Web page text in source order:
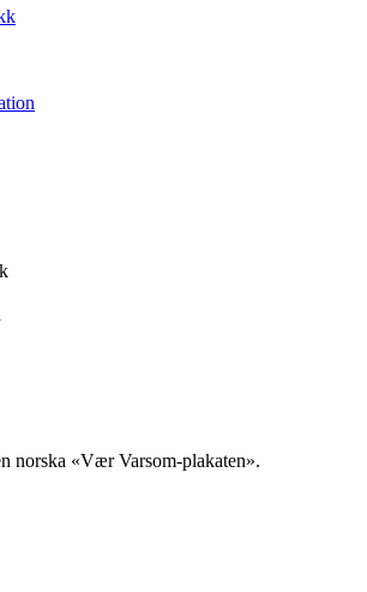
norska «Vær Varsom-plakaten».